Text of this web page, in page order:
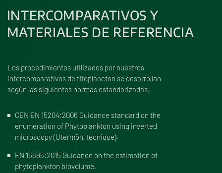
INTERCOMPARATIVOS Y
MATERIALES DE REFERENCIA
Los procedimientos utilizados por nuestros
intercomparativos de fitoplancton se desarrollan
según las siguientes normas estandarizadas:
CEN EN 15204:2006 Guidance standard on the
enumeration of Phytoplankton using inverted
microscopy (Utermöhl tecnique).
EN 16695:2015 Guidance on the estimation of
phytoplankton biovolume.